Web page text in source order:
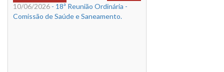
10/06/2026 - 18ª Reunião Ordinária -
Comissão de Saúde e Saneamento.